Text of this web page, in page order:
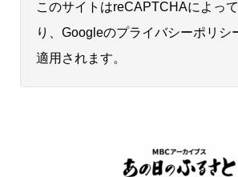
このサイトはreCAPTCHAによっ
り、Googleのプライバシーポリシ
適用されます。